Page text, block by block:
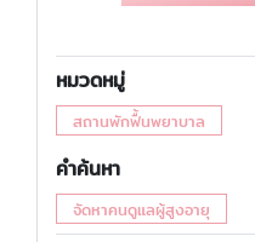
หมวดหมู่
สถานพักฟื้นพยาบาล
คำค้นหา
จัดหาคนดูแลผู้สูงอายุ